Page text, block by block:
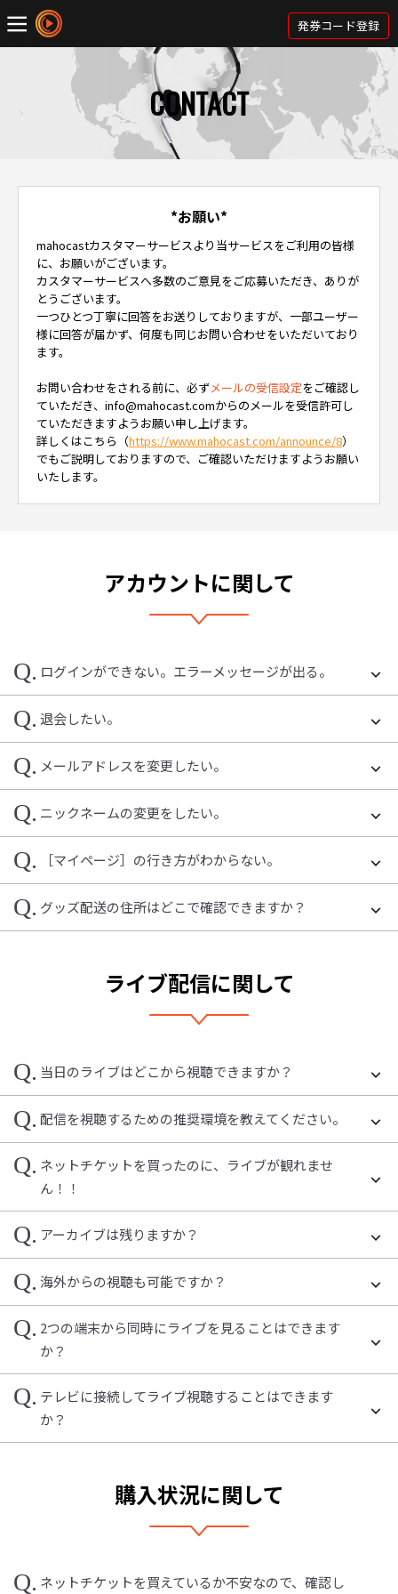
発券コード登録
CONTACT
*お願い*
mahocastカスタマーサービスより当サービスをご利用の皆様
に、お願いがございます。
カスタマーサービスへ多数のご意見をご応募いただき、ありが
とうございます。
一つひとつ丁寧に回答をお送りしておりますが、一部ユーザー
様に回答が届かず、何度も同じお問い合わせをいただいており
ます。
お問い合わせをされる前に、必ずメールの受信設定をご確認し
ていただき、info@mahocast.comからのメールを受信許可し
ていただきますようお願い申し上げます。
詳しくはこちら（https://www.mahocast.com/announce/8）
でもご説明しておりますので、ご確認いただけますようお願い
いたします。
アカウントに関して
Q. ログインができない。エラーメッセージが出る。
Q. 退会したい。
Q. メールアドレスを変更したい。
Q. ニックネームの変更をしたい。
Q. ［マイページ］の行き方がわからない。
Q. グッズ配送の住所はどこで確認できますか？
ライブ配信に関して
Q. 当日のライブはどこから視聴できますか？
Q. 配信を視聴するための推奨環境を教えてください。
Q. ネットチケットを買ったのに、ライブが観れませ
ん！！
Q. アーカイブは残りますか？
Q. 海外からの視聴も可能ですか？
Q. 2つの端末から同時にライブを見ることはできます
か？
Q. テレビに接続してライブ視聴することはできます
か？
購入状況に関して
Q. ネットチケットを買えているか不安なので、確認し